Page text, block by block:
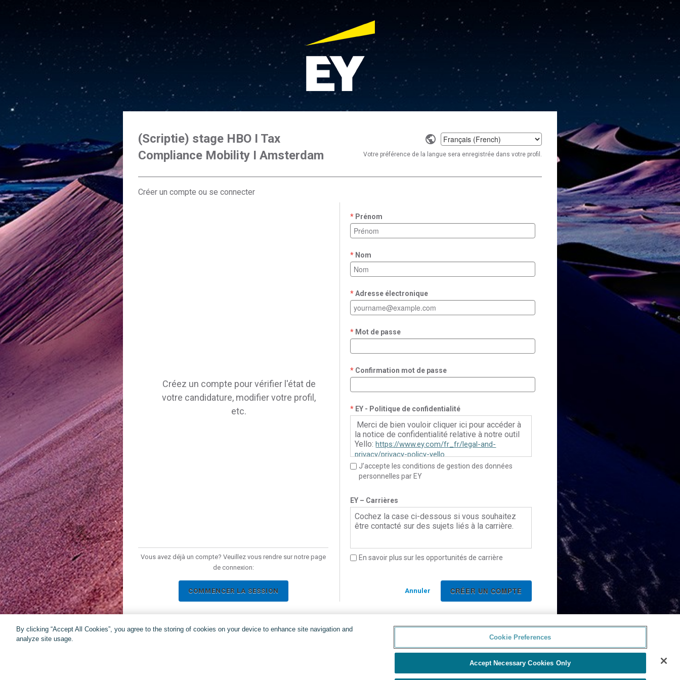
Select
a
language
Votre préférence de la langue sera enregistrée dans votre profil.
(Scriptie) stage HBO I Tax
Compliance Mobility I Amsterdam
Créer un compte ou se connecter
Créez un compte pour vérifier l'état de
votre candidature, modifier votre profil,
etc.
Vous avez déjà un compte? Veuillez vous rendre sur notre page
de connexion:
COMMENCER LA SESSION
Prénom
Nom
Adresse électronique
Mot de passe
Confirmation mot de passe
EY - Politique de confidentialité
Merci de bien vouloir cliquer ici pour accéder à
la notice de confidentialité relative à notre outil
Yello:https://www.ey.com/fr_fr/legal-and-
privacy/privacy-policy-yello
privacy/privacy-policy-yello
J’accepte les conditions de gestion des données
personnelles par EY
EY – Carrières
Cochez la case ci-dessous si vous souhaitez
être contacté sur des sujets liés à la carrière.
En savoir plus sur les opportunités de carrière
Annuler
By clicking “Accept All Cookies”, you agree to the storing of cookies on your device to enhance site navigation and
analyze site usage.
Cookie Preferences
Accept Necessary Cookies Only